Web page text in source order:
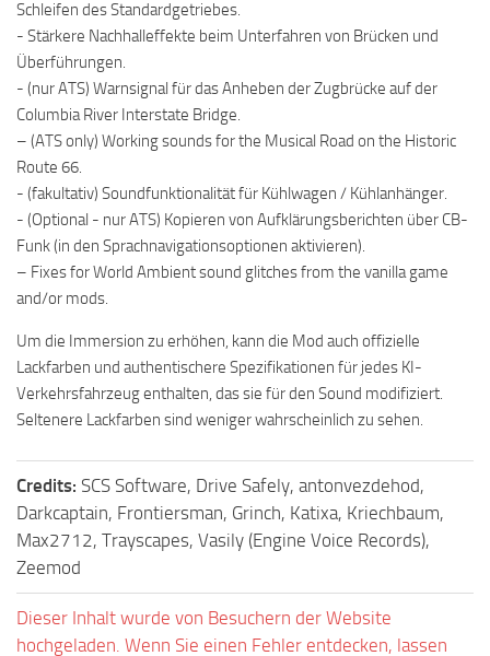
Schleifen des Standardgetriebes.
- Stärkere Nachhalleffekte beim Unterfahren von Brücken und
Überführungen.
- (nur ATS) Warnsignal für das Anheben der Zugbrücke auf der
Columbia River Interstate Bridge.
– (ATS only) Working sounds for the Musical Road on the Historic
Route 66.
- (fakultativ) Soundfunktionalität für Kühlwagen / Kühlanhänger.
- (Optional - nur ATS) Kopieren von Aufklärungsberichten über CB-
Funk (in den Sprachnavigationsoptionen aktivieren).
– Fixes for World Ambient sound glitches from the vanilla game
and/or mods.
Um die Immersion zu erhöhen, kann die Mod auch offizielle
Lackfarben und authentischere Spezifikationen für jedes KI-
Verkehrsfahrzeug enthalten, das sie für den Sound modifiziert.
Seltenere Lackfarben sind weniger wahrscheinlich zu sehen.
Credits: SCS Software, Drive Safely, antonvezdehod,
Darkcaptain, Frontiersman, Grinch, Katixa, Kriechbaum,
Max2712, Trayscapes, Vasily (Engine Voice Records),
Zeemod
Dieser Inhalt wurde von Besuchern der Website
hochgeladen. Wenn Sie einen Fehler entdecken, lassen